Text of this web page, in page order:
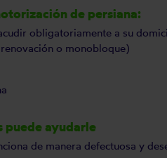
de persiana:
obligatoriamente a su
o monobloque)
puede ayudarle
de manera defectuosa y